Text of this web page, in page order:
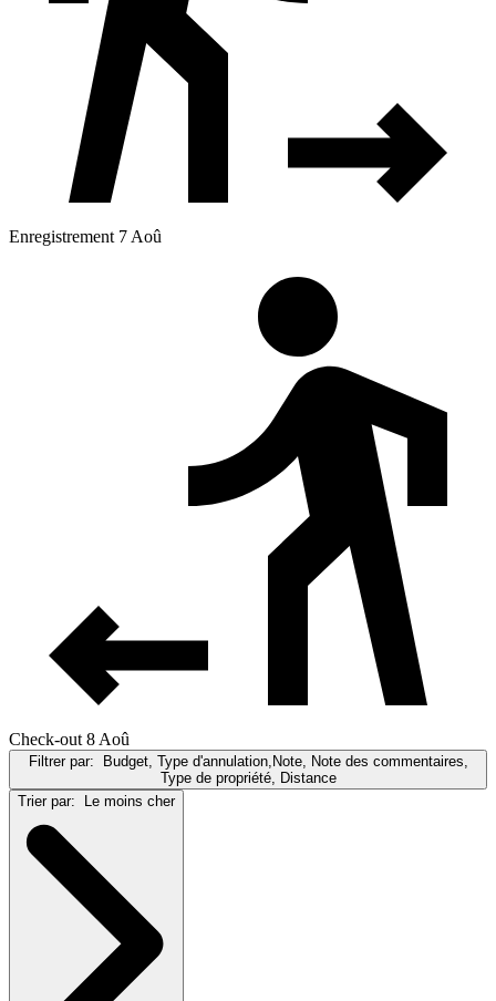
Enregistrement 7 Aoû
Check-out 8 Aoû
Filtrer par: Budget, Type d'annulation,Note, Note des commentaires,
Type de propriété, Distance
Trier par: Le moins cher